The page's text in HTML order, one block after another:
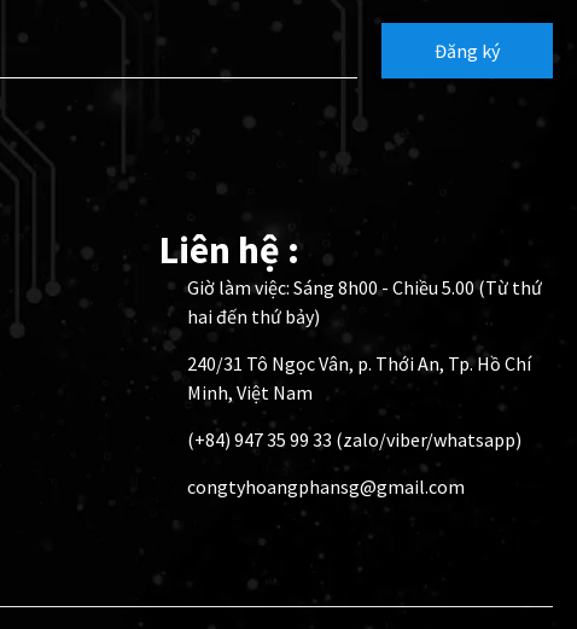
Đăng ký
Liên hệ :
Giờ làm việc: Sáng 8h00 - Chiều 5.00 (Từ thứ
hai đến thứ bảy)
240/31 Tô Ngọc Vân, p. Thới An, Tp. Hồ Chí
Minh, Việt Nam
(+84) 947 35 99 33 (zalo/viber/whatsapp)
congtyhoangphansg@gmail.com